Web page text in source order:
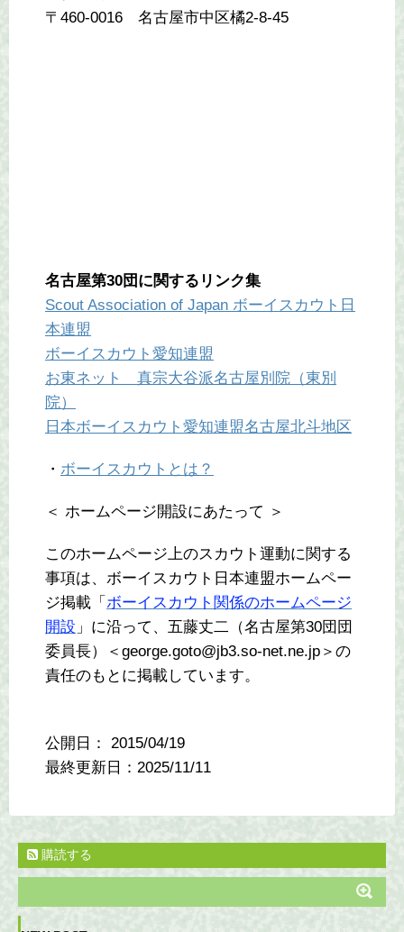
〒460-0016 名古屋市中区橘2-8-45
名古屋第30団に関するリンク集
Scout Association of Japan ボーイスカウト日
本連盟
ボーイスカウト愛知連盟
お東ネット 真宗大谷派名古屋別院（東別
院）
日本ボーイスカウト愛知連盟名古屋北斗地区
・ ボーイスカウトとは？
＜ ホームページ開設にあたって ＞
このホームページ上のスカウト運動に関する
事項は、ボーイスカウト日本連盟ホームペー
ジ掲載「 ボーイスカウト関係のホームページ
開設 」に沿って、五藤丈二（名古屋第30団団
委員長）＜george.goto@jb3.so-net.ne.jp＞の
責任のもとに掲載しています。
公開日： 2015/04/19
最終更新日：2025/11/11
購読する